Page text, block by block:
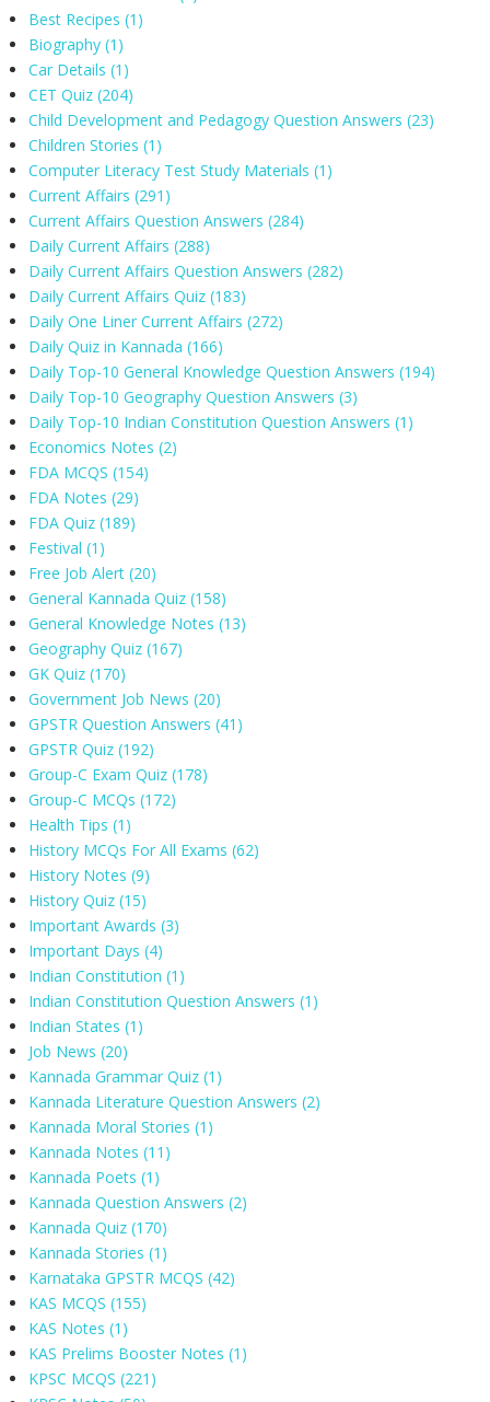
Best Recipes(1)
Biography(1)
Car Details(1)
CET Quiz(204)
Child Development and Pedagogy Question Answers(23)
Children Stories(1)
Computer Literacy Test Study Materials(1)
Current Affairs(291)
Current Affairs Question Answers(284)
Daily Current Affairs(288)
Daily Current Affairs Question Answers(282)
Daily Current Affairs Quiz(183)
Daily One Liner Current Affairs(272)
Daily Quiz in Kannada(166)
Daily Top-10 General Knowledge Question Answers(194)
Daily Top-10 Geography Question Answers(3)
Daily Top-10 Indian Constitution Question Answers(1)
Economics Notes(2)
FDA MCQS(154)
FDA Notes(29)
FDA Quiz(189)
Festival(1)
Free Job Alert(20)
General Kannada Quiz(158)
General Knowledge Notes(13)
Geography Quiz(167)
GK Quiz(170)
Government Job News(20)
GPSTR Question Answers(41)
GPSTR Quiz(192)
Group-C Exam Quiz(178)
Group-C MCQs(172)
Health Tips(1)
History MCQs For All Exams(62)
History Notes(9)
History Quiz(15)
Important Awards(3)
Important Days(4)
Indian Constitution(1)
Indian Constitution Question Answers(1)
Indian States(1)
Job News(20)
Kannada Grammar Quiz(1)
Kannada Literature Question Answers(2)
Kannada Moral Stories(1)
Kannada Notes(11)
Kannada Poets(1)
Kannada Question Answers(2)
Kannada Quiz(170)
Kannada Stories(1)
Karnataka GPSTR MCQS(42)
KAS MCQS(155)
KAS Notes(1)
KAS Prelims Booster Notes(1)
KPSC MCQS(221)